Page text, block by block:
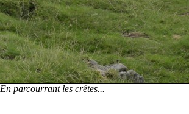
En parcourrant les crêtes...